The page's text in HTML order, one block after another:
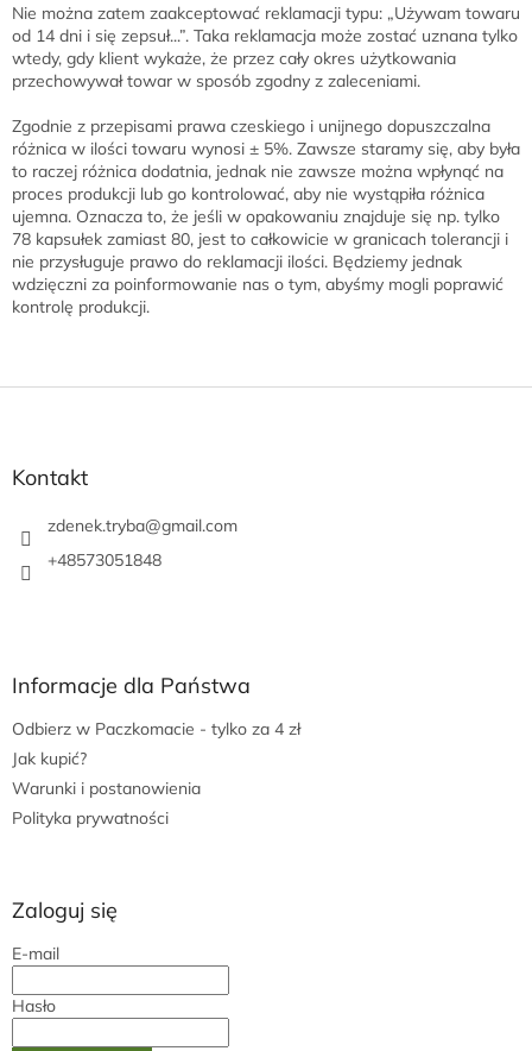
Nie można zatem zaakceptować reklamacji typu: „Używam towaru
od 14 dni i się zepsuł...”. Taka reklamacja może zostać uznana tylko
wtedy, gdy klient wykaże, że przez cały okres użytkowania
przechowywał towar w sposób zgodny z zaleceniami.
Zgodnie z przepisami prawa czeskiego i unijnego dopuszczalna
różnica w ilości towaru wynosi ± 5%. Zawsze staramy się, aby była
to raczej różnica dodatnia, jednak nie zawsze można wpłynąć na
proces produkcji lub go kontrolować, aby nie wystąpiła różnica
ujemna. Oznacza to, że jeśli w opakowaniu znajduje się np. tylko
78 kapsułek zamiast 80, jest to całkowicie w granicach tolerancji i
nie przysługuje prawo do reklamacji ilości. Będziemy jednak
wdzięczni za poinformowanie nas o tym, abyśmy mogli poprawić
kontrolę produkcji.
S
Kontakt
zdenek.tryba@gmail.com
+48573051848
Informacje dla Państwa
Odbierz w Paczkomacie - tylko za 4 zł
Jak kupić?
Warunki i postanowienia
Polityka prywatności
Zaloguj się
E-mail
Hasło